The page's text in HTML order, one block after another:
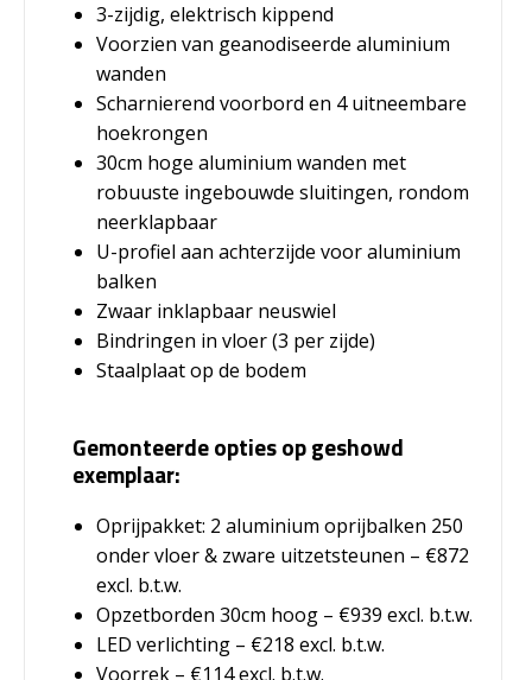
3-zijdig, elektrisch kippend
Voorzien van geanodiseerde aluminium
wanden
Scharnierend voorbord en 4 uitneembare
hoekrongen
30cm hoge aluminium wanden met
robuuste ingebouwde sluitingen, rondom
neerklapbaar
U-profiel aan achterzijde voor aluminium
balken
Zwaar inklapbaar neuswiel
Bindringen in vloer (3 per zijde)
Staalplaat op de bodem
Gemonteerde opties op geshowd
exemplaar:
Oprijpakket: 2 aluminium oprijbalken 250
onder vloer & zware uitzetsteunen – €872
excl. b.t.w.
Opzetborden 30cm hoog – €939 excl. b.t.w.
LED verlichting – €218 excl. b.t.w.
Voorrek – €114 excl. b.t.w.